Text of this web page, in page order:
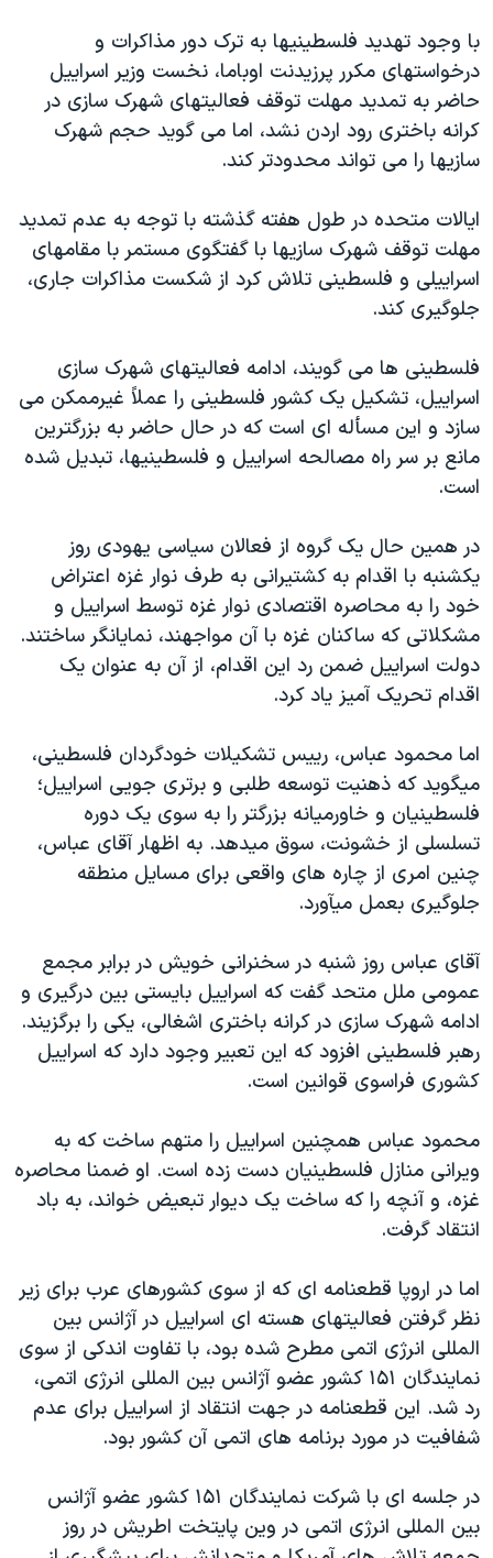
با وجود تهديد فلسطينيها به ترک دور مذاکرات و
درخواستهای مکرر پرزيدنت اوباما، نخست وزير اسراييل
حاضر به تمديد مهلت توقف فعاليتهای شهرک سازی در
کرانه باختری رود اردن نشد، اما می گويد حجم شهرک
سازيها را می تواند محدودتر کند.
ايالات متحده در طول هفته گذشته با توجه به عدم تمديد
مهلت توقف شهرک سازيها با گفتگوی مستمر با مقامهای
اسراييلی و فلسطينی تلاش کرد از شکست مذاکرات جاری،
جلوگيری کند.
فلسطينی ها می گويند، ادامه فعاليتهای شهرک سازی
اسراييل، تشکيل يک کشور فلسطينی را عملاً غيرممکن می
سازد و اين مسأله ای است که در حال حاضر به بزرگترين
مانع بر سر راه مصالحه اسراييل و فلسطينيها، تبديل شده
است.
در همين حال يک گروه از فعالان سياسی يهودی روز
يکشنبه با اقدام به کشتيرانی به طرف نوار غزه اعتراض
خود را به محاصره اقتصادی نوار غزه توسط اسراييل و
مشکلاتی که ساکنان غزه با آن مواجهند، نمايانگر ساختند.
دولت اسراييل ضمن رد اين اقدام، از آن به عنوان يک
اقدام تحريک آميز ياد کرد.
اما محمود عباس، رييس تشکيلات خودگردان فلسطينی،
ميگويد که ذهنيت توسعه طلبی و برتری جويی اسراييل؛
فلسطينيان و خاورميانه بزرگتر را به سوی يک دوره
تسلسلی از خشونت، سوق ميدهد. به اظهار آقای عباس،
چنين امری از چاره های واقعی برای مسايل منطقه
جلوگيری بعمل ميآورد.
آقای عباس روز شنبه در سخنرانی خويش در برابر مجمع
عمومی ملل متحد گفت که اسراييل بايستی بين درگيری و
ادامه شهرک سازی در کرانه باختری اشغالی، يکی را برگزيند.
رهبر فلسطينی افزود که اين تعبير وجود دارد که اسراييل
کشوری فراسوی قوانين است.
محمود عباس همچنين اسراييل را متهم ساخت که به
ويرانی منازل فلسطينيان دست زده است. او ضمنا محاصره
غزه، و آنچه را که ساخت يک ديوار تبعيض خواند، به باد
انتقاد گرفت.
اما در اروپا قطعنامه ای که از سوی کشورهای عرب برای زير
نظر گرفتن فعاليتهای هسته ای اسراييل در آژانس بين
المللی انرژی اتمی مطرح شده بود، با تفاوت اندکی از سوی
نمايندگان ۱۵۱ کشور عضو آژانس بين المللی انرژی اتمی،
رد شد. اين قطعنامه در جهت انتقاد از اسراييل برای عدم
شفافيت در مورد برنامه های اتمی آن کشور بود.
در جلسه ای با شرکت نمايندگان ۱۵۱ کشور عضو آژانس
بين المللی انرژی اتمی در وين پايتخت اطريش در روز